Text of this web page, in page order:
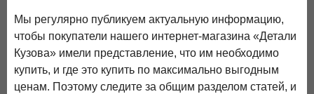
Мы регулярно публикуем актуальную информацию,
чтобы покупатели нашего интернет-магазина «Детали
Кузова» имели представление, что им необходимо
купить, и где это купить по максимально выгодным
ценам. Поэтому следите за общим разделом статей, и